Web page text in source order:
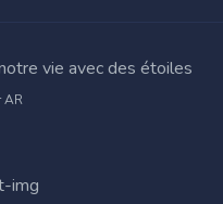
vie avec des étoiles
AR